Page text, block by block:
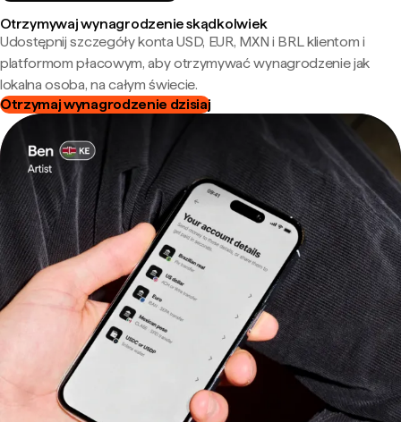
Otrzymywaj wynagrodzenie skądkolwiek
Udostępnij szczegóły konta USD, EUR, MXN i BRL klientom i
platformom płacowym, aby otrzymywać wynagrodzenie jak
lokalna osoba, na całym świecie.
Otrzymaj wynagrodzenie dzisiaj